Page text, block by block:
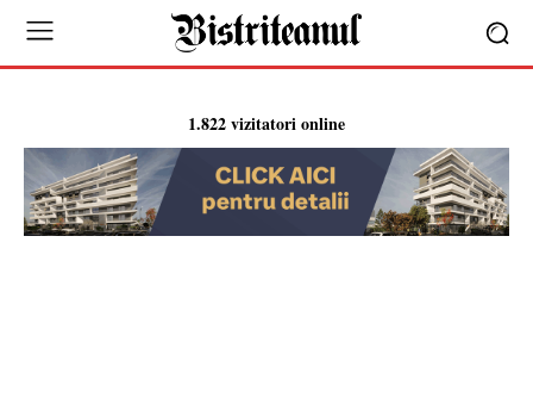
1.822 vizitatori online